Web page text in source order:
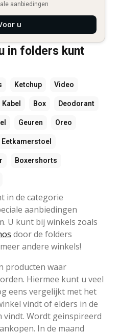
aanbiedingen
u
in folders kunt
Ketchup Video
Kabel Box Deodorant
Geuren Oreo
Eetkamerstoel
Boxershorts
in de categorie
aanbiedingen
U kunt bij winkels zoals
door de folders
andere winkels!
producten waar
Hiermee kunt u veel
eens vergelijkt met het
vindt of elders in de
vindt. Wordt geinspireerd
In de maand